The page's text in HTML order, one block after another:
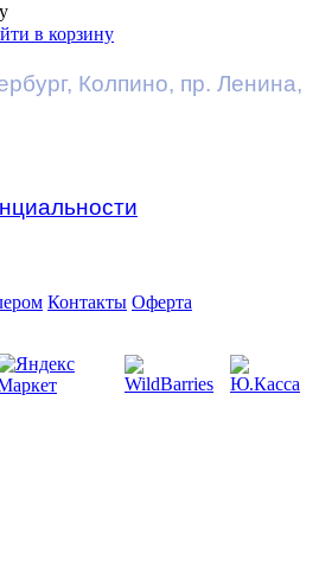
в корзину
, Колпино, пр. Ленина,
Контакты Оферта